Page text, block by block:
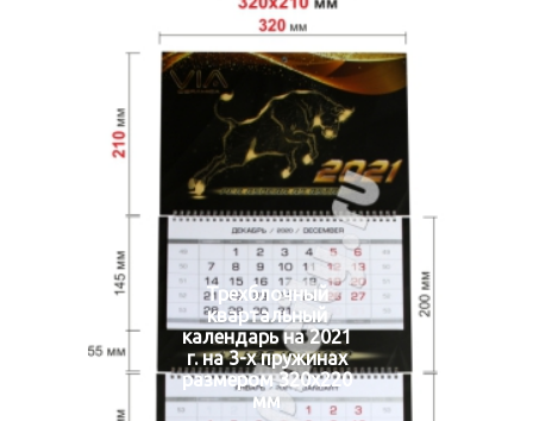
Трехблочный
квартальный
календарь на 2021
г. на 3-х пружинах
размером 320х220
мм